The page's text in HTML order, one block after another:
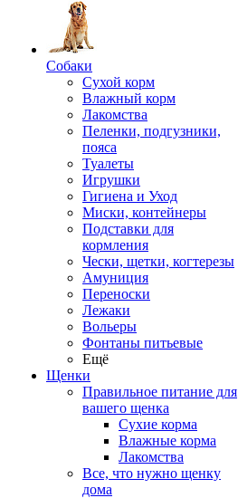
Собаки
Сухой корм
Влажный корм
Лакомства
Пеленки, подгузники,
пояса
Туалеты
Игрушки
Гигиена и Уход
Миски, контейнеры
Подставки для
кормления
Чески, щетки, когтерезы
Амуниция
Переноски
Лежаки
Вольеры
Фонтаны питьевые
Ещё
Щенки
Правильное питание для
вашего щенка
Сухие корма
Влажные корма
Лакомства
Все, что нужно щенку
дома